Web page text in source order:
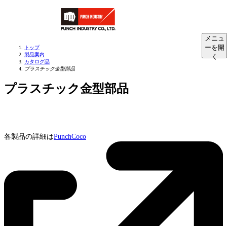
メニュ
ーを開
く
トップ
製品案内
カタログ品
プラスチック金型部品
プラスチック金型部品
各製品の詳細はPunchCoco